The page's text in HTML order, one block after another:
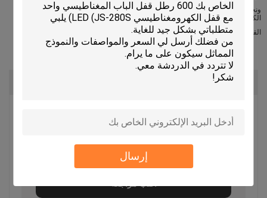
إرسال
ونحن نقدم العديد من قفل الإلكترونية، مثل: قفل المغناطيسي الباب، قفل ديدبولت
الكهربائية، ضربة كهربائية، قفل الترباس الكهربائية،
القفل الإلكتروني. قفل الباب. صلاحية التحكم صلاحية الدخول.
التقييمات والمراجعات
التقييم العام